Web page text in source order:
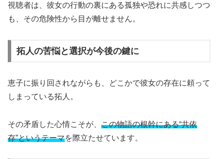
視聴者は、彼女の行動の裏にある孤独や恐れに共感しつつ
も、その危険性から目が離せません。
拓人の苦悩と選択が今後の鍵に
恵子に振り回されながらも、どこかで彼女の存在に頼って
しまっている拓人。
その矛盾した心情こそが、 この物語の根幹にある“共依
存”というテーマを際立たせています。